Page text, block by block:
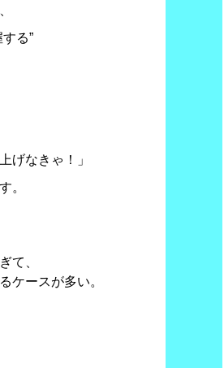
る”
げなきゃ！」
。
て、
ケースが多い。